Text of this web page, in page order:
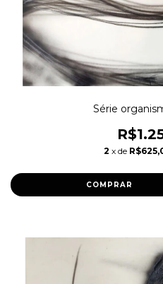
Série
2 x de